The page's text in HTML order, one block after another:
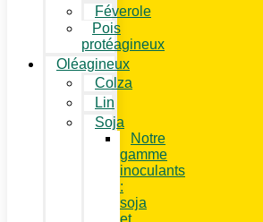
Féverole
Pois
protéagineux
Oléagineux
Colza
Lin
Soja
Notre
gamme
inoculants
:
soja
et